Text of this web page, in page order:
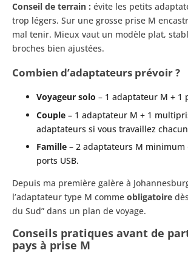
Conseil de terrain : évite les petits
trop légers. Sur une grosse prise M
mal tenir. Mieux vaut un modèle plat,
broches bien ajustées.
Combien d’adaptateurs prévoir ?
Voyageur solo – 1 adaptateur M + 1
Couple – 1 adaptateur M + 1
adaptateurs si vous travaillez
Famille – 2 adaptateurs M
ports USB.
Depuis ma première galère à
l’adaptateur type M comme obligatoire
du Sud” dans un plan de voyage.
Conseils pratiques avant de
pays à prise M